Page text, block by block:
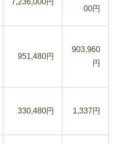
7,236,000円
00円
951,480円
903,960
円
330,480円 1,337円